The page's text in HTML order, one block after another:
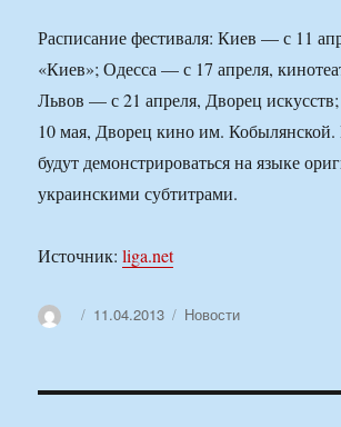
Расписание фестиваля: Киев — с 11
«Киев»; Одесса — с 17 апреля,
Львов — с 21 апреля, Дворец
10 мая, Дворец кино им.
будут демонстрироваться на языке
украинскими субтитрами.
Источник:liga.net
АвторОпубликовано
11.04.2013 Рубрики
Новости